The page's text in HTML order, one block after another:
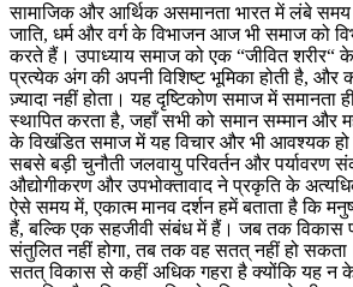
सामाजिक और आर्थिक असमानता भारत में लंबे समय
जाति, धर्म और वर्ग के विभाजन आज भी समाज को
करते हैं। उपाध्याय समाज को एक “जीवित
प्रत्येक अंग की अपनी विशिष्ट भूमिका होती है,
ज़्यादा नहीं होता। यह दृष्टिकोण समाज में समानता
स्थापित करता है, जहाँ सभी को समान सम्मान और
के विखंडित समाज में यह विचार और भी आवश्यक हो
सबसे बड़ी चुनौती जलवायु परिवर्तन और पर्यावरण
औद्योगीकरण और उपभोक्तावाद ने प्रकृति के
ऐसे समय में, एकात्म मानव दर्शन हमें बताता है कि
हैं, बल्कि एक सहजीवी संबंध में हैं। जब तक विकास
संतुलित नहीं होगा, तब तक वह सतत् नहीं हो
सतत् विकास से कहीं अधिक गहरा है क्योंकि यह न